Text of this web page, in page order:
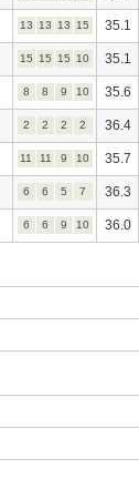
13 13 13 15 35.1
15 15 15 10 35.1
8 8 9 10 35.6
2 2 2 2 36.4
11 11 9 10 35.7
6 6 5 7 36.3
6 6 9 10 36.0